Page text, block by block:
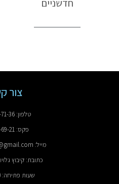
חדשניים
צור
טלפון: 074-708-71-36
פקס: 03-681-69-21
מייל: hatamburia@gmail.com
כתובת: קיבוץ גלויות 71, תל
שעות פתיחה: 07:30-17:00